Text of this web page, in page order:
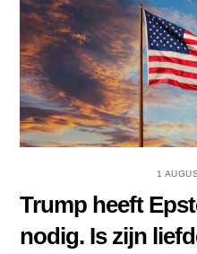
1
Trump heeft
nodig. Is zijn